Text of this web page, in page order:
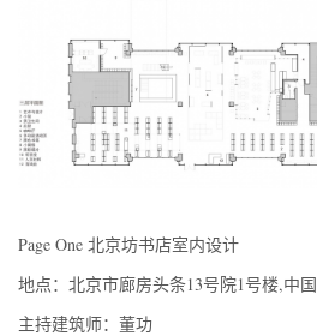
Page One 北京坊书店室内设计
地点：北京市廊房头条13号院1号楼,中国
主持建筑师：董功